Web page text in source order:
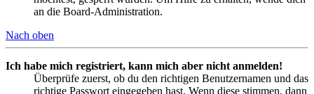
an die Board-Administration.
Nach oben
Ich habe mich registriert, kann mich aber nicht anmelden!
Überprüfe zuerst, ob du den richtigen Benutzernamen und das
richtige Passwort eingegeben hast. Wenn diese stimmen, dann